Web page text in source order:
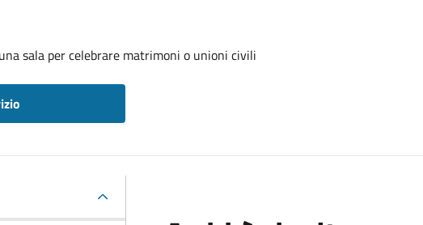
sala per celebrare matrimoni o unioni civili